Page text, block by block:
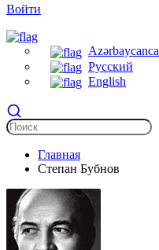
Войти
Azərbaycanca
Русский
English
Главная
Степан Бубнов